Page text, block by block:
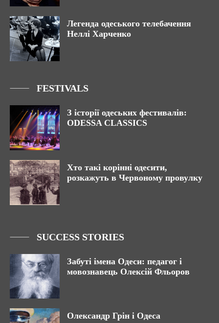
Легенда одеського телебачення
Неллі Харченко
FESTIVALS
З історії одеських фестивалів:
ODESSA CLASSICS
Хто такі корінні одесити,
розкажуть в Червоному провулку
SUCCESS STORIES
Забуті імена Одеси: педагог і
мовознавець Олексій Фльоров
Олександр Грін і Одеса